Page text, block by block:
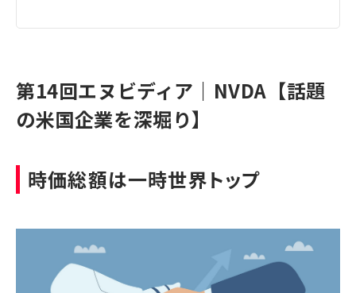
第14回エヌビディア｜NVDA【話題
の米国企業を深堀り】
時価総額は一時世界トップ